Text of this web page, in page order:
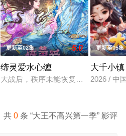
更新至02集 5.0
缔灵爱水心缠
大战后，秩序未能恢复，世界陷入
更新至05集
大千小镇
2026 / 中
共0 条 “大王不高兴第一季” 影评